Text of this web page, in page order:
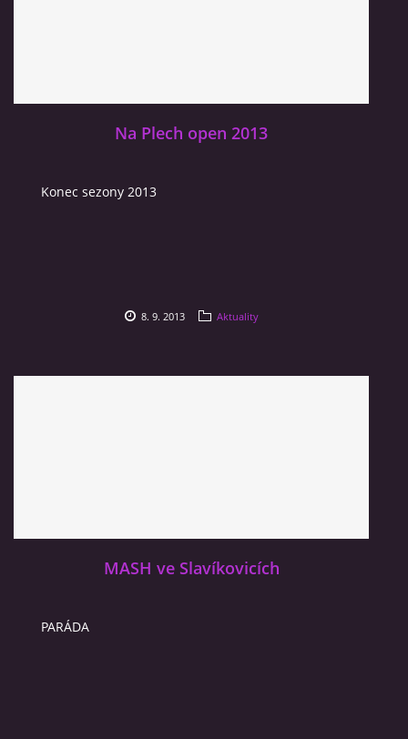
Na Plech open 2013
Konec sezony 2013
8. 9. 2013 Aktuality
MASH ve Slavíkovicích
PARÁDA